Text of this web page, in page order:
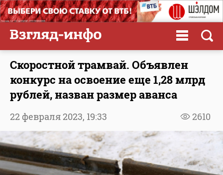
Скоростной трамвай. Объявлен
конкурс на освоение еще 1,28 млрд
рублей, назван размер аванса
2610
22 февраля 2023, 19:33